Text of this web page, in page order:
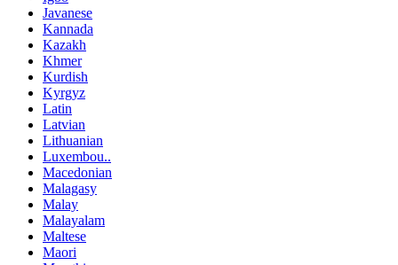
Javanese
Kannada
Kazakh
Khmer
Kurdish
Kyrgyz
Latin
Latvian
Lithuanian
Luxembou..
Macedonian
Malagasy
Malay
Malayalam
Maltese
Maori